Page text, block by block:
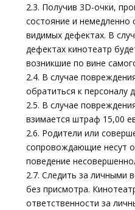
2.3. Получив 3D-очки,
состояние и немедленно
видимых дефектах. В
дефектах кинотеатр
возникшие по вине
2.4. В случае
обратиться к персоналу
2.5. В случае
взимается штраф 15,00
2.6. Родители или
сопровождающие несут
поведение
2.7. Следить за личными
без присмотра.
ответственности за